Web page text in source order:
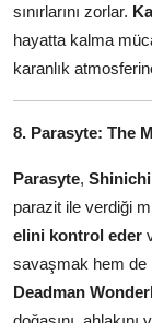
sınırlarını zorlar.
hayatta kalma
karanlık
8. Parasyte: The
Parasyte,
parazit ile verdiği
elini kontrol eder
savaşmak hem de
Deadman